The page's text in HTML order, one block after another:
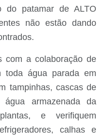
do patamar de ALTO
não estão dando
com a colaboração de
toda água parada em
tampinhas, cascas de
água armazenada da
e verifiquem
calhas e